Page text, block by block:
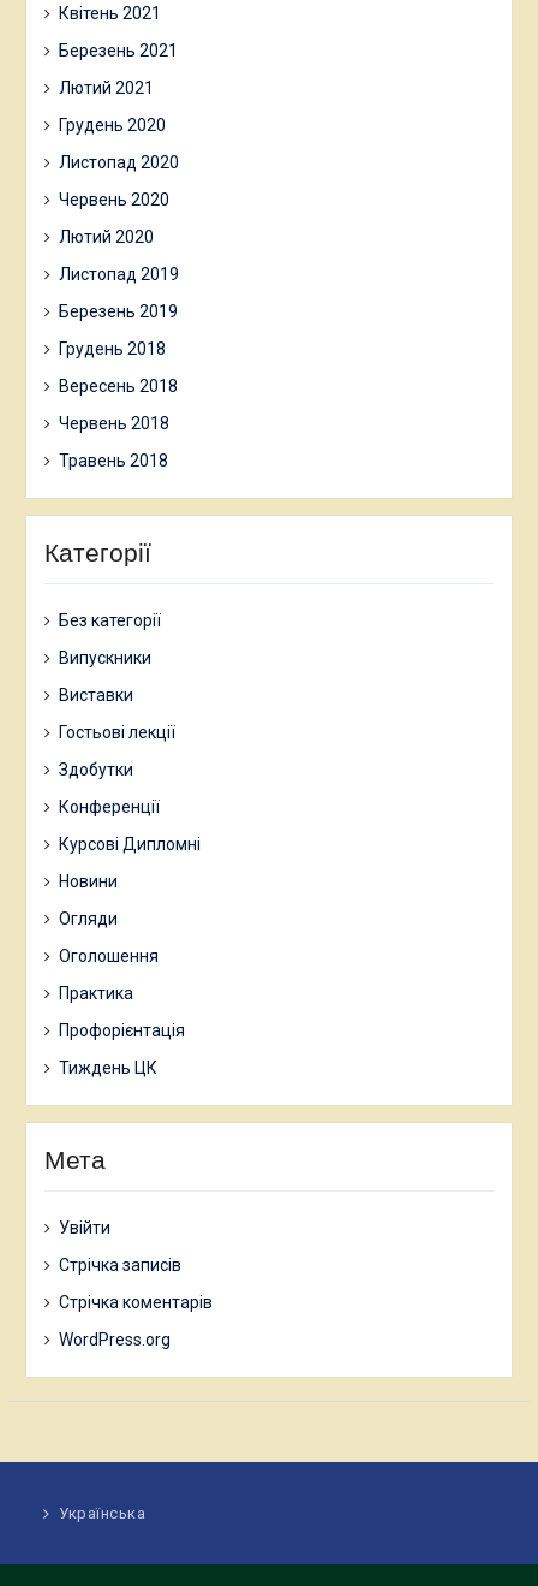
Квітень 2021
Березень 2021
Лютий 2021
Грудень 2020
Листопад 2020
Червень 2020
Лютий 2020
Листопад 2019
Березень 2019
Грудень 2018
Вересень 2018
Червень 2018
Травень 2018
Категорії
Без категорії
Випускники
Виставки
Гостьові лекції
Здобутки
Конференції
Курсові Дипломні
Новини
Огляди
Оголошення
Практика
Профорієнтація
Тиждень ЦК
Мета
Увійти
Стрічка записів
Стрічка коментарів
WordPress.org
Українська